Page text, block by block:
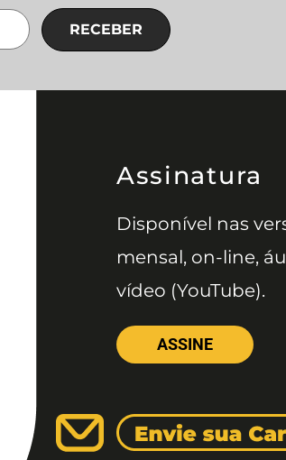
RECEBER
Assinatura
Disponível nas
mensal, on-line,
vídeo (YouTube).
ASSINE